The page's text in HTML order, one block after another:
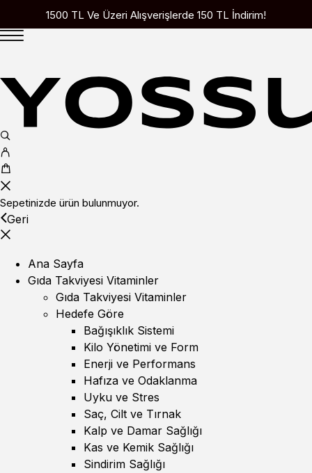
1500 TL Ve Üzeri Alışverişlerde 150 TL İndirim!
Sepetinizde ürün bulunmuyor.
Geri
Ana Sayfa
Gıda Takviyesi Vitaminler
Gıda Takviyesi Vitaminler
Hedefe Göre
Bağışıklık Sistemi
Kilo Yönetimi ve Form
Enerji ve Performans
Hafıza ve Odaklanma
Uyku ve Stres
Saç, Cilt ve Tırnak
Kalp ve Damar Sağlığı
Kas ve Kemik Sağlığı
Sindirim Sağlığı